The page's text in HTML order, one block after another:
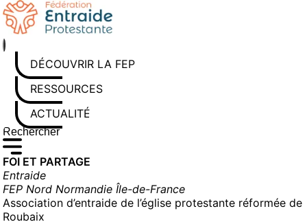
Aller
au
contenu
DÉCOUVRIR LA FEP
RESSOURCES
ACTUALITÉS
Rechercher sur le site
Saisissez au moins 3 caractères pour lancer la recherche
FOI ET PARTAGE
Entraide
FEP Nord Normandie Île-de-France
Association d’entraide de l’église protestante réformée de
Roubaix